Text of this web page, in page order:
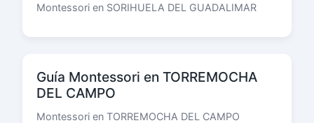
Montessori en SORIHUELA DEL GUADALIMAR
Guía Montessori en TORREMOCHA
DEL CAMPO
Montessori en TORREMOCHA DEL CAMPO